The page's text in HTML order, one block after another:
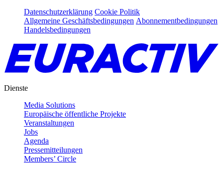
Datenschutzerklärung Cookie Politik
Allgemeine Geschäftsbedingungen Abonnementbedingungen
Handelsbedingungen
Dienste
Media Solutions
Europäische öffentliche Projekte
Veranstaltungen
Jobs
Agenda
Pressemitteilungen
Members’ Circle